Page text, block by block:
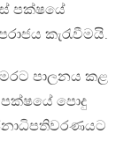
පක්ෂයේ
කැරැවීමයි.
පාලනය කළ
පොදු